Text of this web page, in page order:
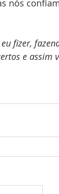
nós
fizer,
e assim